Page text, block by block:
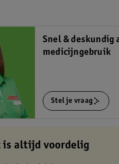
Snel & deskundig
medicijngebruik
Stel je vraag
is altijd voordelig